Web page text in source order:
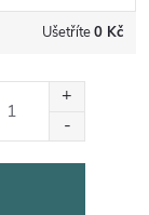
Ušetříte0 Kč